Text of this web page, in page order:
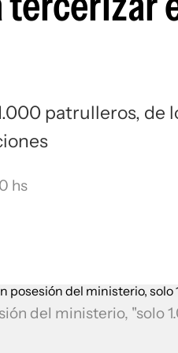
patrulleros, de
hs
del ministerio, "solo